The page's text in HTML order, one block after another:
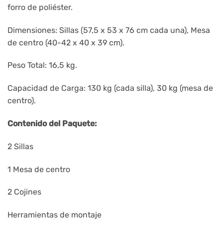
forro de poliéster.
Dimensiones: Sillas (57,5 x 53 x 76 cm cada una), Mesa
de centro (40-42 x 40 x 39 cm).
Peso Total: 16,5 kg.
Capacidad de Carga: 130 kg (cada silla), 30 kg (mesa de
centro).
Contenido del Paquete:
2 Sillas
1 Mesa de centro
2 Cojines
Herramientas de montaje